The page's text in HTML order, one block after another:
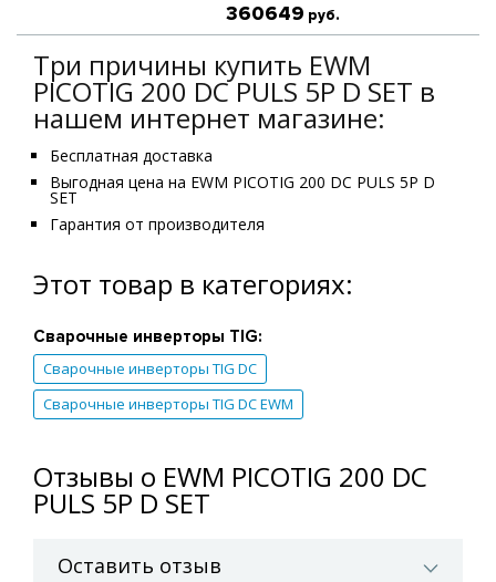
360649 руб.
Три причины купить EWM
PICOTIG 200 DC PULS 5P D SET в
нашем интернет магазине:
Бесплатная доставка
Выгодная цена на EWM PICOTIG 200 DC PULS 5P D
SET
Гарантия от производителя
Этот товар в категориях:
Сварочные инверторы TIG:
Сварочные инверторы TIG DC
Сварочные инверторы TIG DC EWM
Отзывы о EWM PICOTIG 200 DC
PULS 5P D SET
Оставить отзыв